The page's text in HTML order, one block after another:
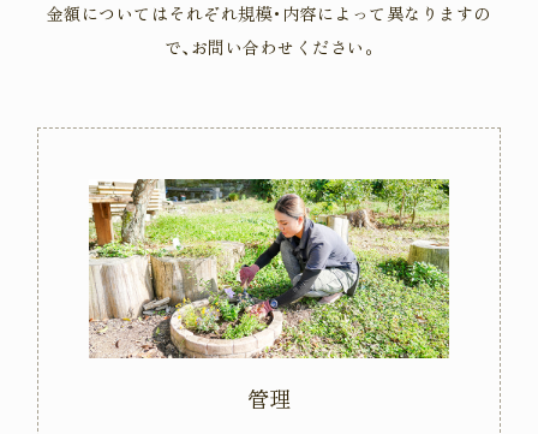
金額についてはそれぞれ規模･内容によって異なりますの
で､お問い合わせください｡
管理